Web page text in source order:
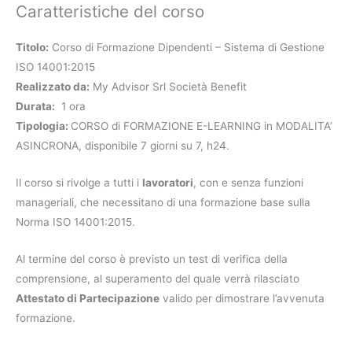
Caratteristiche del corso
Titolo: Corso di Formazione Dipendenti – Sistema di Gestione
ISO 14001:2015
Realizzato da: My Advisor Srl Società Benefit
Durata: 1 ora
Tipologia: CORSO di FORMAZIONE E-LEARNING in MODALITA’
ASINCRONA, disponibile 7 giorni su 7, h24.
Il corso si rivolge a tutti i lavoratori, con e senza funzioni
manageriali, che necessitano di una formazione base sulla
Norma ISO 14001:2015.
Al termine del corso è previsto un test di verifica della
comprensione, al superamento del quale verrà rilasciato
Attestato di Partecipazione valido per dimostrare l’avvenuta
formazione.